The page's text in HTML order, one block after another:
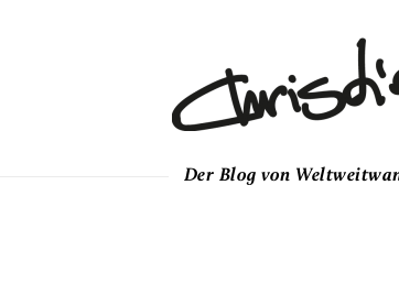
Der Blog von